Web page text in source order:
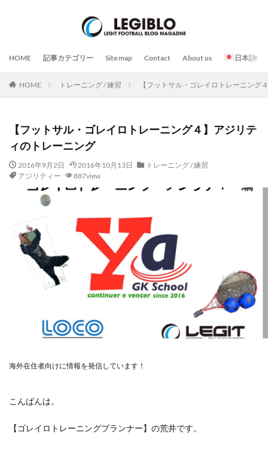
HOME 記事カテゴリー Site map Contact About us 日本語
HOME トレーニング / 練習 【フットサル・ゴレイロトレーニング
【フットサル・ゴレイロトレーニング４】アジリテ
ィのトレーニング
2016年9月2日 2016年10月13日
トレーニング / 練習
アジリティー
887view
海外在住者向けに情報を発信しています！
こんばんは。
【ゴレイロトレーニングプランナー】の荒井です。